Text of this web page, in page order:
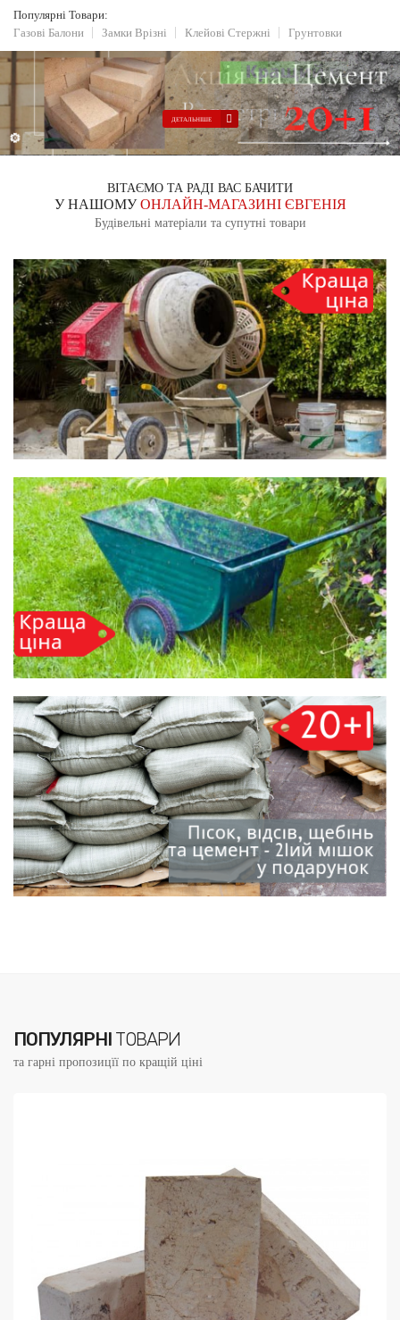
Популярні Товари:
Газові Балони
Замки Врізні Клейові Стержні Грунтовки
ДЕТАЛЬНІШЕ
ВІТАЄМО ТА РАДІ ВАС БАЧИТИ
У НАШОМУОНЛАЙН-МАГАЗИНІ ЄВГЕНІЯ
Будівельні матеріали та супутні товари
ПОПУЛЯРНІ ТОВАРИ
та гарні пропозицїї по кращій ціні